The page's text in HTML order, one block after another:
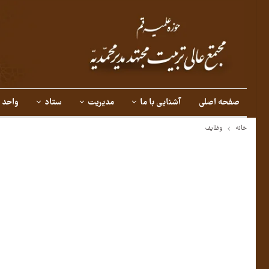
صفحه اصلی آشنایی با ما مدیریت ستاد
خانه وظایف